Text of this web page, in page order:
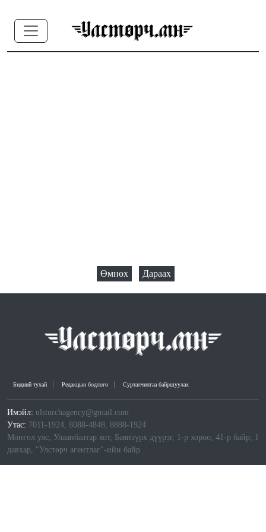
Өмнөх Дараах
Бидний тухай Редакцын бодлого Сурталчилгаа байршуулах
Имэйл: ulsturchagency@gmail.com
Утас: 7011-1924, 8088-4848, 8888-1924
Монгол улс, Улаанбаатар хот, Баянзүрх дүүрэг, 1-р хороо, 41-р байр, 1
давхар, "Улстөрч агентлаг"-ийн байр